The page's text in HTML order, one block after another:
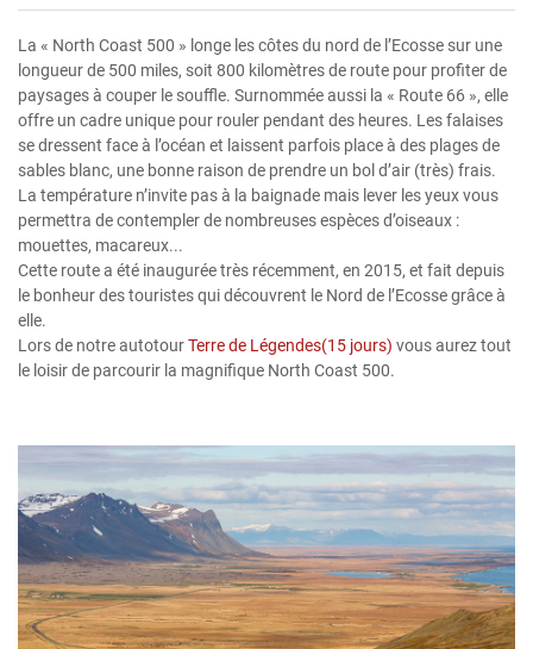
La « North Coast 500 » longe les côtes du nord de l’Ecosse sur une
longueur de 500 miles, soit 800 kilomètres de route pour profiter de
paysages à couper le souffle. Surnommée aussi la « Route 66 », elle
offre un cadre unique pour rouler pendant des heures. Les falaises
se dressent face à l’océan et laissent parfois place à des plages de
sables blanc, une bonne raison de prendre un bol d’air (très) frais.
La température n’invite pas à la baignade mais lever les yeux vous
permettra de contempler de nombreuses espèces d’oiseaux :
mouettes, macareux...
Cette route a été inaugurée très récemment, en 2015, et fait depuis
le bonheur des touristes qui découvrent le Nord de l’Ecosse grâce à
elle.
Lors de notre autotourTerre de Légendes(15 jours) vous aurez tout
le loisir de parcourir la magnifique North Coast 500.